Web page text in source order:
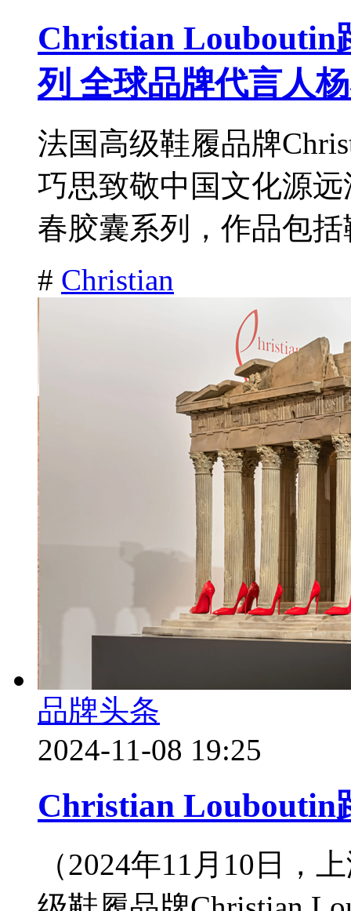
Christian Louboutin
列 全球品牌代言人
法国高级鞋履品牌
巧思致敬中国文化源
春胶囊系列，作品包括
# Christian
品牌头条
2024-11-08 19:25
Christian Louboutin
（2024年11月10日，